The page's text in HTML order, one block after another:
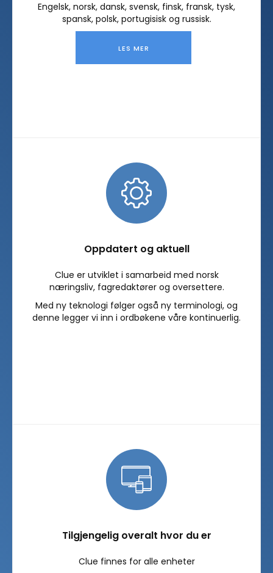
Engelsk, norsk, dansk, svensk, finsk, fransk, tysk,
spansk, polsk, portugisisk og russisk.
LES MER
Oppdatert og aktuell
Clue er utviklet i samarbeid med norsk
næringsliv, fagredaktører og oversettere.
Med ny teknologi følger også ny terminologi, og
denne legger vi inn i ordbøkene våre kontinuerlig.
Tilgjengelig overalt hvor du er
Clue finnes for alle enheter